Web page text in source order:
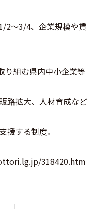
2～3/4、企業規模や賃
り組む県内中小企業等
路拡大、人材育成など
援する制度。
318420.htm